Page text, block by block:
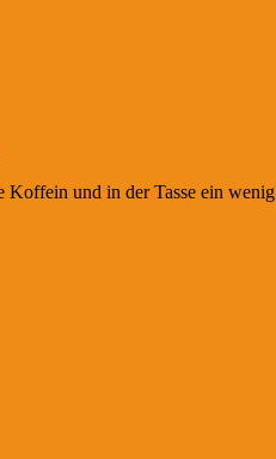
und in der Tasse ein